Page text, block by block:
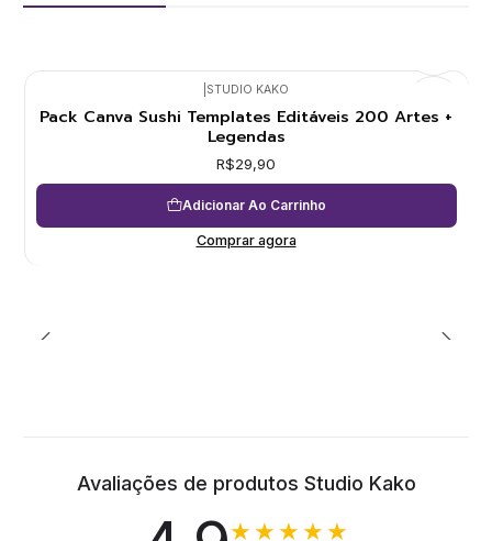
STUDIO KAKO
Pack Canva Sushi Templates Editáveis 200 Artes +
Legendas
R$29,90
Adicionar Ao Carrinho
Comprar agora
Avaliações de produtos Studio Kako
★★★★★